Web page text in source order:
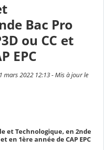
Bac Pro
ou CC et
EPC
2022 12:13 - Mis à jour le
et Technologique, en 2nde
en 1ère année de CAP EPC